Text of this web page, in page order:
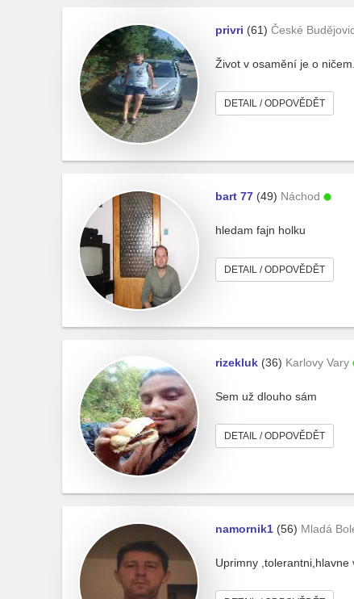
privri (61) České
Život v osamění je o
DETAIL / ODPOVĚDĚT
bart 77 (49) Náchod
hledam fajn holku
DETAIL / ODPOVĚDĚT
rizekluk (36) Karlovy Vary
Sem už dlouho sám
DETAIL / ODPOVĚDĚT
namornik1 (56) Mladá
Uprimny ,tolerantni,hlavne